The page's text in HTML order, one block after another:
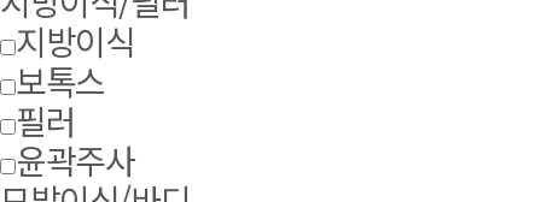
지방이식
보톡스
필러
윤곽주사